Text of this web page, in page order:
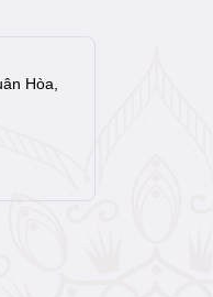
Hòa,